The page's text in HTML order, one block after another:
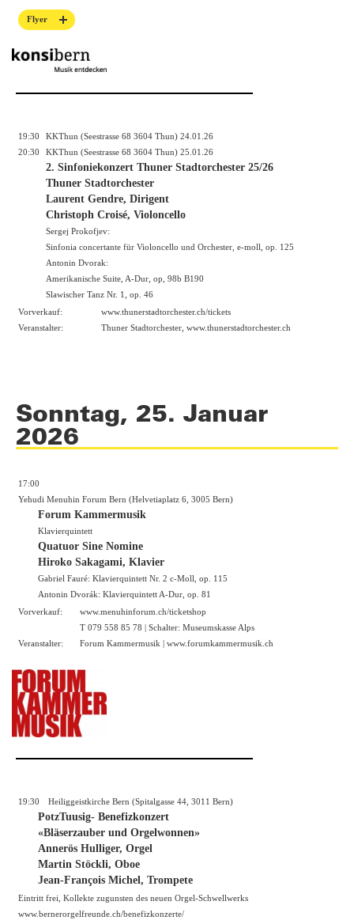
Flyer
19:30
KKThun (Seestrasse 68 3604 Thun) 24.01.26
20:30
KKThun (Seestrasse 68 3604 Thun) 25.01.26
2. Sinfoniekonzert Thuner Stadtorchester 25/26
Thuner Stadtorchester
Laurent Gendre, Dirigent
Christoph Croisé, Violoncello
Sergej Prokofjev:
Sinfonia concertante für Violoncello und Orchester, e-moll, op. 125
Antonin Dvorak:
Amerikanische Suite, A-Dur, op, 98b B190
Slawischer Tanz Nr. 1, op. 46
Vorverkauf:
www.thunerstadtorchester.ch/tickets
Veranstalter:
Thuner Stadtorchester, www.thunerstadtorchester.ch
Sonntag, 25. Januar
2026
17:00
Yehudi Menuhin Forum Bern (Helvetiaplatz 6, 3005 Bern)
Forum Kammermusik
Klavierquintett
Quatuor Sine Nomine
Hiroko Sakagami, Klavier
Gabriel Fauré: Klavierquintett Nr. 2 c-Moll, op. 115
Antonin Dvorák: Klavierquintett A-Dur, op. 81
Vorverkauf:
www.menuhinforum.ch/ticketshop
T 079 558 85 78 | Schalter: Museumskasse Alps
Veranstalter:
Forum Kammermusik | www.forumkammermusik.ch
19:30 Heiliggeistkirche Bern (Spitalgasse 44, 3011 Bern)
PotzTuusig- Benefizkonzert
«Bläserzauber und Orgelwonnen»
Annerös Hulliger, Orgel
Martin Stöckli, Oboe
Jean-François Michel, Trompete
Eintritt frei, Kollekte zugunsten des neuen Orgel-Schwellwerks
www.bernerorgelfreunde.ch/benefizkonzerte/